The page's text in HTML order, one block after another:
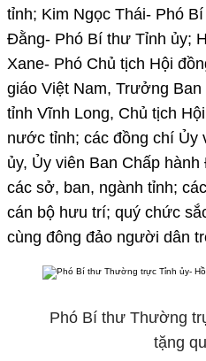
tỉnh; Kim Ngọc Thái- Phó
Đằng- Phó Bí thư Tỉnh ủy;
Xane- Phó Chủ tịch Hội
giáo Việt Nam, Trưởng
tỉnh Vĩnh Long, Chủ tịch
nước tỉnh; các đồng chí Ủy
ủy, Ủy viên Ban Chấp
các sở, ban, ngành tỉnh;
cán bộ hưu trí; quý chức
cùng đông đảo người dân
Phó Bí thư Thường
tặng